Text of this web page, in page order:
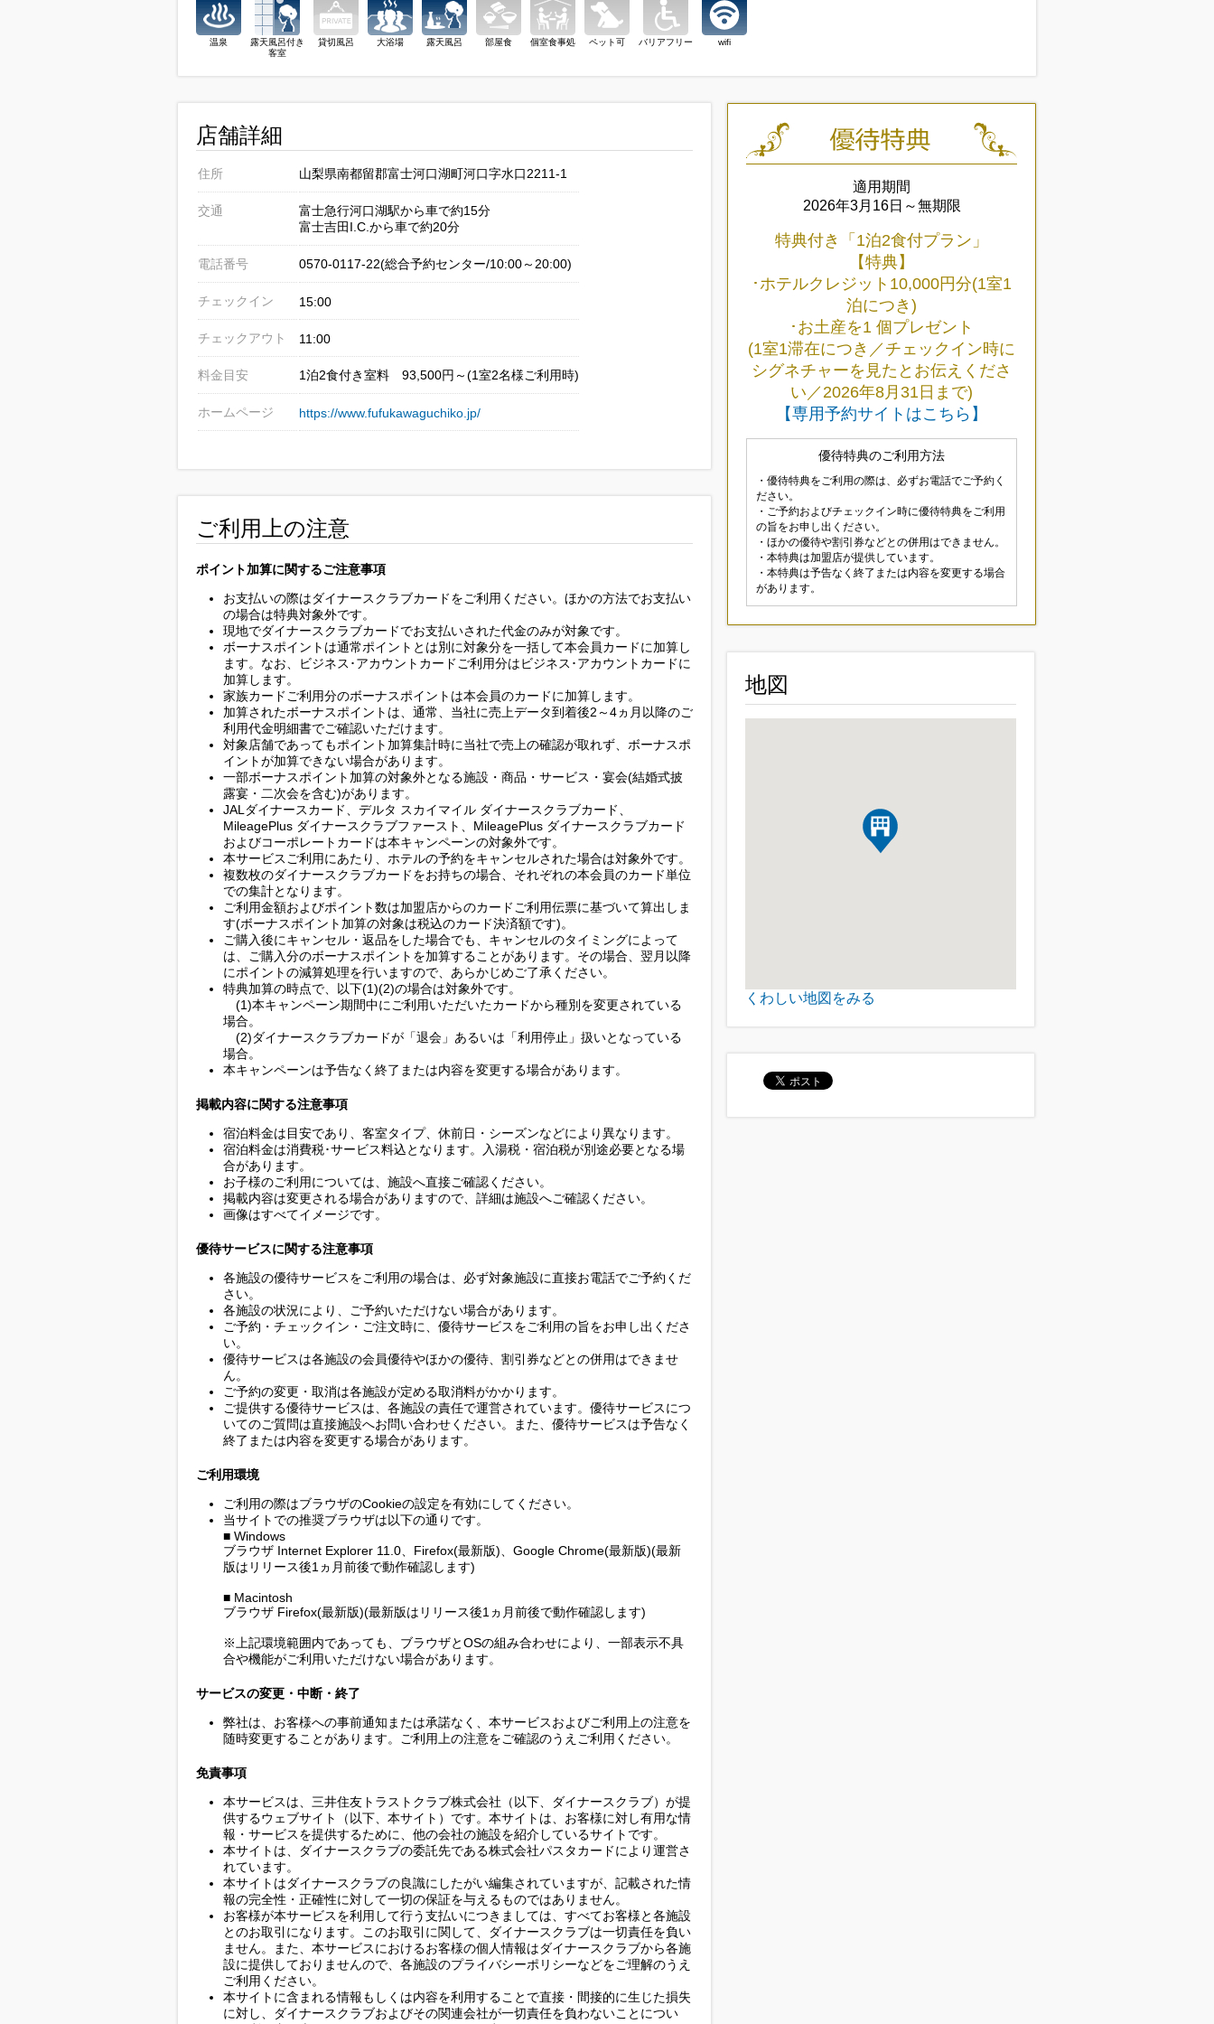
温泉
露天風呂付き
客室
貸切風呂 大浴場 露天風呂 部屋食 個室食事処 ペット可 バリアフリー wifi
店舗詳細
住所 山梨県南都留郡富士河口湖町河口字水口2211-1
交通
富士急行河口湖駅から車で約15分
富士吉田I.C.から車で約20分
電話番号 0570-0117-22(総合予約センター/10:00～20:00)
チェックイン 15:00
チェックアウト 11:00
料金目安 1泊2食付き室料 93,500円～(1室2名様ご利用時)
ホームページ https://www.fufukawaguchiko.jp/
ご利用上の注意
ポイント加算に関するご注意事項
お支払いの際はダイナースクラブカードをご利用ください。ほかの方法でお支払い
の場合は特典対象外です。
現地でダイナースクラブカードでお支払いされた代金のみが対象です。
ボーナスポイントは通常ポイントとは別に対象分を一括して本会員カードに加算し
ます。なお、ビジネス･アカウントカードご利用分はビジネス･アカウントカードに
加算します。
家族カードご利用分のボーナスポイントは本会員のカードに加算します。
加算されたボーナスポイントは、通常、当社に売上データ到着後2～4ヵ月以降のご
利用代金明細書でご確認いただけます。
対象店舗であってもポイント加算集計時に当社で売上の確認が取れず、ボーナスポ
イントが加算できない場合があります。
一部ボーナスポイント加算の対象外となる施設・商品・サービス・宴会(結婚式披
露宴・二次会を含む)があります。
JALダイナースカード、デルタ スカイマイル ダイナースクラブカード、
MileagePlus ダイナースクラブファースト、MileagePlus ダイナースクラブカード
およびコーポレートカードは本キャンペーンの対象外です。
本サービスご利用にあたり、ホテルの予約をキャンセルされた場合は対象外です。
複数枚のダイナースクラブカードをお持ちの場合、それぞれの本会員のカード単位
での集計となります。
ご利用金額およびポイント数は加盟店からのカードご利用伝票に基づいて算出しま
す(ボーナスポイント加算の対象は税込のカード決済額です)。
ご購入後にキャンセル・返品をした場合でも、キャンセルのタイミングによって
は、ご購入分のボーナスポイントを加算することがあります。その場合、翌月以降
にポイントの減算処理を行いますので、あらかじめご了承ください。
特典加算の時点で、以下(1)(2)の場合は対象外です。
(1)本キャンペーン期間中にご利用いただいたカードから種別を変更されている
場合。
(2)ダイナースクラブカードが「退会」あるいは「利用停止」扱いとなっている
場合。
本キャンペーンは予告なく終了または内容を変更する場合があります。
掲載内容に関する注意事項
宿泊料金は目安であり、客室タイプ、休前日・シーズンなどにより異なります。
宿泊料金は消費税･サービス料込となります。入湯税・宿泊税が別途必要となる場
合があります。
お子様のご利用については、施設へ直接ご確認ください。
掲載内容は変更される場合がありますので、詳細は施設へご確認ください。
画像はすべてイメージです。
優待サービスに関する注意事項
各施設の優待サービスをご利用の場合は、必ず対象施設に直接お電話でご予約くだ
さい。
各施設の状況により、ご予約いただけない場合があります。
ご予約・チェックイン・ご注文時に、優待サービスをご利用の旨をお申し出くださ
い。
優待サービスは各施設の会員優待やほかの優待、割引券などとの併用はできませ
ん。
ご予約の変更・取消は各施設が定める取消料がかかります。
ご提供する優待サービスは、各施設の責任で運営されています。優待サービスにつ
いてのご質問は直接施設へお問い合わせください。また、優待サービスは予告なく
終了または内容を変更する場合があります。
ご利用環境
ご利用の際はブラウザのCookieの設定を有効にしてください。
当サイトでの推奨ブラウザは以下の通りです。
■ Windows
ブラウザ Internet Explorer 11.0、Firefox(最新版)、Google Chrome(最新版)(最新
版はリリース後1ヵ月前後で動作確認します)
■ Macintosh
ブラウザ Firefox(最新版)(最新版はリリース後1ヵ月前後で動作確認します)
※上記環境範囲内であっても、ブラウザとOSの組み合わせにより、一部表示不具
合や機能がご利用いただけない場合があります。
サービスの変更・中断・終了
弊社は、お客様への事前通知または承諾なく、本サービスおよびご利用上の注意を
随時変更することがあります。ご利用上の注意をご確認のうえご利用ください。
免責事項
本サービスは、三井住友トラストクラブ株式会社（以下、ダイナースクラブ）が提
供するウェブサイト（以下、本サイト）です。本サイトは、お客様に対し有用な情
報・サービスを提供するために、他の会社の施設を紹介しているサイトです。
本サイトは、ダイナースクラブの委託先である株式会社パスタカードにより運営さ
れています。
本サイトはダイナースクラブの良識にしたがい編集されていますが、記載された情
報の完全性・正確性に対して一切の保証を与えるものではありません。
お客様が本サービスを利用して行う支払いにつきましては、すべてお客様と各施設
とのお取引になります。このお取引に関して、ダイナースクラブは一切責任を負い
ません。また、本サービスにおけるお客様の個人情報はダイナースクラブから各施
設に提供しておりませんので、各施設のプライバシーポリシーなどをご理解のうえ
ご利用ください。
本サイトに含まれる情報もしくは内容を利用することで直接・間接的に生じた損失
に対し、ダイナースクラブおよびその関連会社が一切責任を負わないことについ
適用期間
2026年3月16日～無期限
特典付き「1泊2食付プラン」
【特典】
･ホテルクレジット10,000円分(1室1
泊につき)
･お土産を1 個プレゼント
(1室1滞在につき／チェックイン時に
シグネチャーを見たとお伝えくださ
い／2026年8月31日まで)
【専用予約サイトはこちら】
優待特典のご利用方法
・優待特典をご利用の際は、必ずお電話でご予約く
ださい。
・ご予約およびチェックイン時に優待特典をご利用
の旨をお申し出ください。
・ほかの優待や割引券などとの併用はできません。
・本特典は加盟店が提供しています。
・本特典は予告なく終了または内容を変更する場合
があります。
地図
くわしい地図をみる